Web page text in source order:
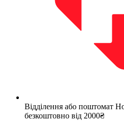
Відділення або поштомат
безкоштовно від 2000₴